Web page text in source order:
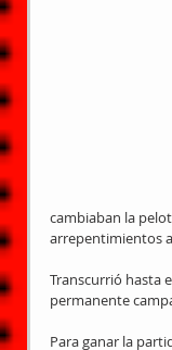
cambiaban la
arrepentimientos
Transcurrió hasta
permanente
Para ganar la